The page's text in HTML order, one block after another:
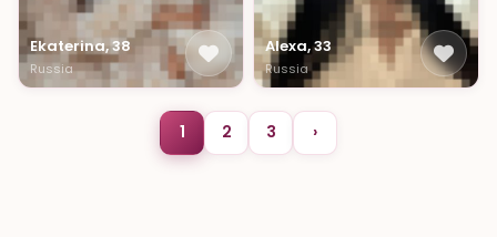
Ekaterina, 38
Russia
Alexa, 33
Russia
1 2 3 ›